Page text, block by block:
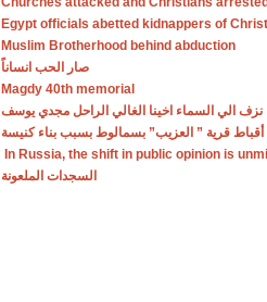
Egypt officials abetted kidnappers of
Muslim Brotherhood behind abduction
صار الحب انساناً
Magdy 40th memorial
نزف الي السماء اخينا الغالي الراحل مجدي يوسف
أقباط قرية ” العزيب” بسمالوط بسبب بناء كنيسة
In Russia, the shift in public opinion is
السجدات الملعونة